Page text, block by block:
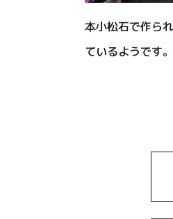
本小松石で作ら
ているようです。